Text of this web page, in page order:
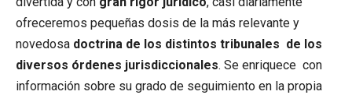
ofreceremos pequeñas dosis de la más relevante y
novedosa doctrina de los distintos tribunales de los
diversos órdenes jurisdiccionales. Se enriquece con
información sobre su grado de seguimiento en la propia